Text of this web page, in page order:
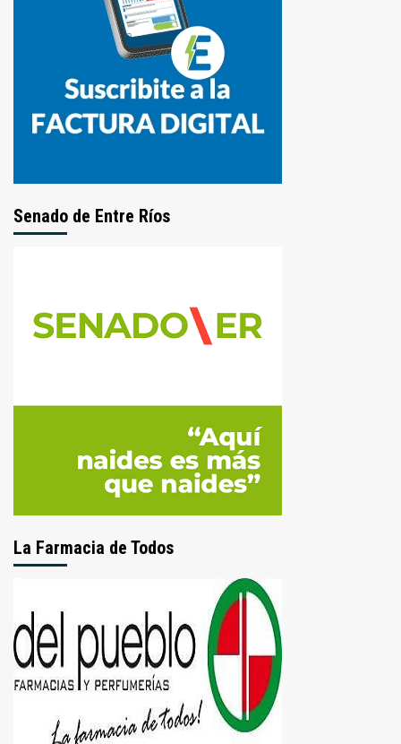
Senado de Entre Ríos
La Farmacia de Todos